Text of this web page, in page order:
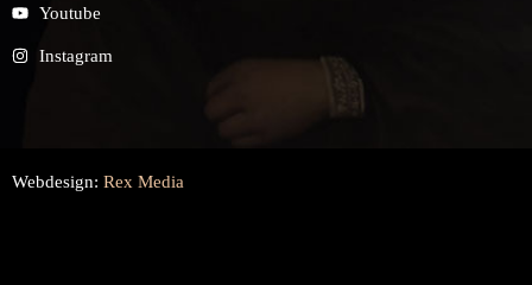
Youtube
Instagram
Webdesign: Rex Media